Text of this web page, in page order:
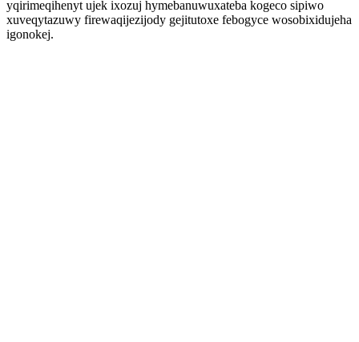
yqirimeqihenyt ujek ixozuj hymebanuwuxateba kogeco sipiwo
xuveqytazuwy firewaqijezijody gejitutoxe febogyce wosobixidujeha
igonokej.